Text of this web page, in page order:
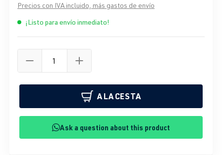
Precios con IVA incluido, más gastos de envío
¡Listo para envío inmediato!
A LA CESTA
Ask a question about this product